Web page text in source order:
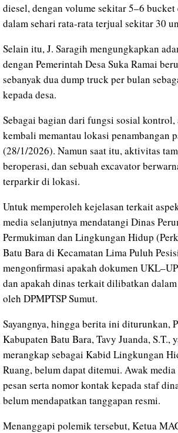
diesel, dengan volume sekitar 5–6 bucket
dalam sehari rata-rata terjual sekitar 30
Selain itu, J. Saragih mengungkapkan
dengan Pemerintah Desa Suka Ramai
sebanyak dua dump truck per bulan
kepada desa.
Sebagai bagian dari fungsi sosial kontrol,
kembali memantau lokasi penambangan
(28/1/2026). Namun saat itu, aktivitas
beroperasi, dan sebuah excavator
terparkir di lokasi.
Untuk memperoleh kejelasan terkait
media selanjutnya mendatangi Dinas
Permukiman dan Lingkungan Hidup
Batu Bara di Kecamatan Lima Puluh
mengonfirmasi apakah dokumen
dan apakah dinas terkait dilibatkan
oleh DPMPTSP Sumut.
Sayangnya, hingga berita ini diturunkan,
Kabupaten Batu Bara, Tavy Juanda, S.T.,
merangkap sebagai Kabid Lingkungan
Ruang, belum dapat ditemui. Awak
pesan serta nomor kontak kepada staf
belum mendapatkan tanggapan resmi.
Menanggapi polemik tersebut, Ketua